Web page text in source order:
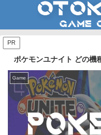
PR
ポケモンユナイト どの機
Game